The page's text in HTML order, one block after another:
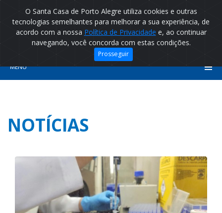
O Santa Casa de Porto Alegre utiliza cookies e outras
tecnologias semelhantes para melhorar a sua experiência, de
acordo com a nossa Política de Privacidade e, ao continuar
navegando, você concorda com estas condições.
Prosseguir
MENU
NOTÍCIAS